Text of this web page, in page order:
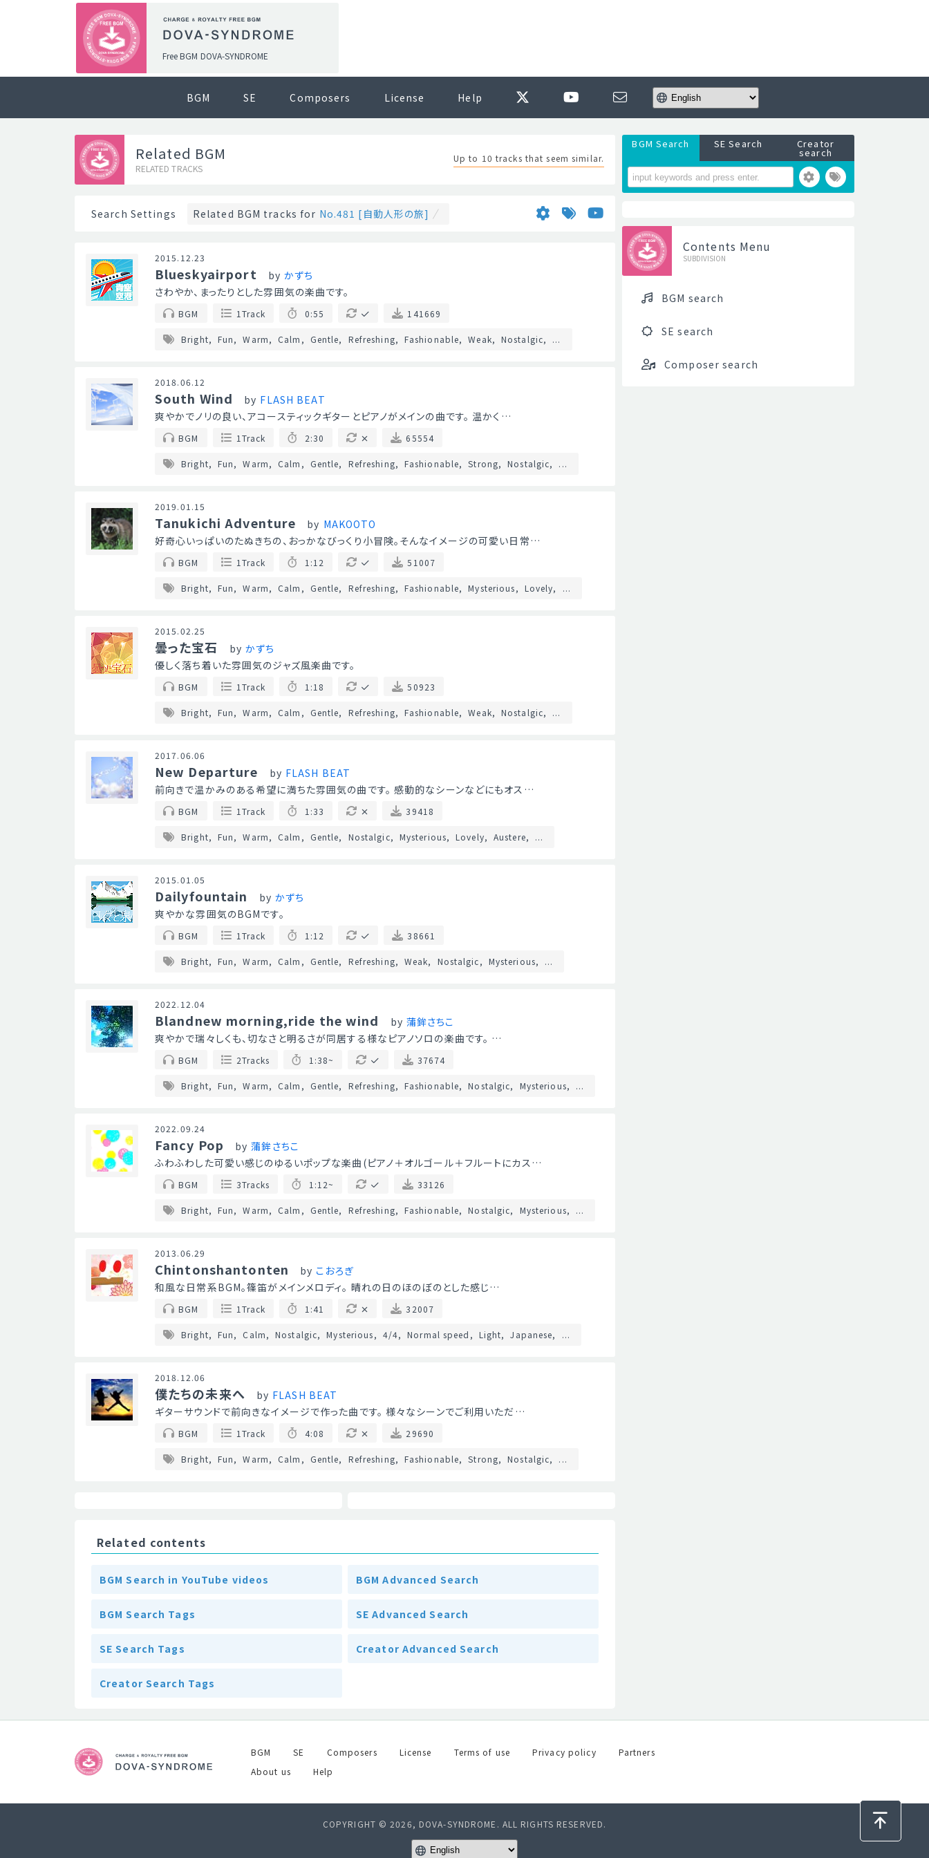
Free BGM DOVA-SYNDROME
BGM SE Composers License Help
Related BGM
RELATED TRACKS
Up to 10 tracks that seem similar.
Search Settings Related BGM tracks for No.481 [自動人形の旅]
2015.12.23
Blueskyairport by かずち
さわやか、まったりとした雰囲気の楽曲です。
BGM 1Track 0:55 141669
Bright Fun Warm Calm Gentle Refreshing Fashionable Weak Nostalgic ...
2018.06.12
South Wind by FLASH BEAT
爽やかでノリの良い、アコースティックギターとピアノがメインの曲です。 温かく…
BGM 1Track 2:30 65554
Bright Fun Warm Calm Gentle Refreshing Fashionable Strong Nostalgic ...
2019.01.15
Tanukichi Adventure by MAKOOTO
好奇心いっぱいのたぬきちの、おっかなびっくり小冒険。そんなイメージの可愛い日常…
BGM 1Track 1:12 51007
Bright Fun Warm Calm Gentle Refreshing Fashionable Mysterious Lovely ...
2015.02.25
曇った宝石 by かずち
優しく落ち着いた雰囲気のジャズ風楽曲です。
BGM 1Track 1:18 50923
Bright Fun Warm Calm Gentle Refreshing Fashionable Weak Nostalgic ...
2017.06.06
New Departure by FLASH BEAT
前向きで温かみのある希望に満ちた雰囲気の曲です。 感動的なシーンなどにもオス…
BGM 1Track 1:33 39418
Bright Fun Warm Calm Gentle Nostalgic Mysterious Lovely Austere ...
2015.01.05
Dailyfountain by かずち
爽やかな雰囲気のBGMです。
BGM 1Track 1:12 38661
Bright Fun Warm Calm Gentle Refreshing Weak Nostalgic Mysterious ...
2022.12.04
Blandnew morning,ride the wind by 蒲鉾さちこ
爽やかで瑞々しくも、切なさと明るさが同居する様なピアノソロの楽曲です。 …
BGM 2Tracks 1:38~ 37674
Bright Fun Warm Calm Gentle Refreshing Fashionable Nostalgic Mysterious ...
2022.09.24
Fancy Pop by 蒲鉾さちこ
ふわふわした可愛い感じのゆるいポップな楽曲(ピアノ＋オルゴール＋フルートにカス…
BGM 3Tracks 1:12~ 33126
Bright Fun Warm Calm Gentle Refreshing Fashionable Nostalgic Mysterious ...
2013.06.29
Chintonshantonten by こおろぎ
和風な日常系BGM。篠笛がメインメロディ。 晴れの日のほのぼのとした感じ…
BGM 1Track 1:41 32007
Bright Fun Calm Nostalgic Mysterious 4/4 Normal speed Light Japanese ...
2018.12.06
僕たちの未来へ by FLASH BEAT
ギターサウンドで前向きなイメージで作った曲です。 様々なシーンでご利用いただ…
BGM 1Track 4:08 29690
Bright Fun Warm Calm Gentle Refreshing Fashionable Strong Nostalgic ...
Related contents
BGM Search in YouTube videos BGM Advanced Search
BGM Search Tags SE Advanced Search
SE Search Tags Creator Advanced Search
Creator Search Tags
BGM Search SE Search Creator
search
Contents Menu
SUBDIVISION
BGM search
SE search
Composer search
BGM SE Composers License Terms of use Privacy policy
Partners
About us
Help
COPYRIGHT © 2026, DOVA-SYNDROME. ALL RIGHTS RESERVED.